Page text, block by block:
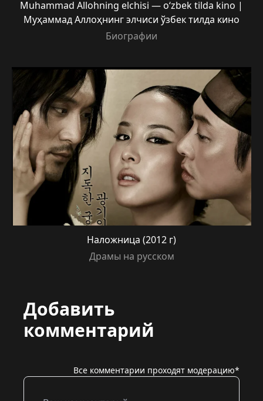
Muhammad Allohning elchisi — o‘zbek tilda kino |
Муҳаммад Аллоҳнинг элчиси ўзбек тилда кино
Биографии
Наложница (2012 г)
Драмы на русском
Добавить
комментарий
Все комментарии проходят модерацию*